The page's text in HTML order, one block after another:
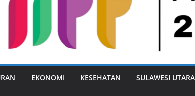
EKONOMI KESEHATAN SULAWESI UTARA